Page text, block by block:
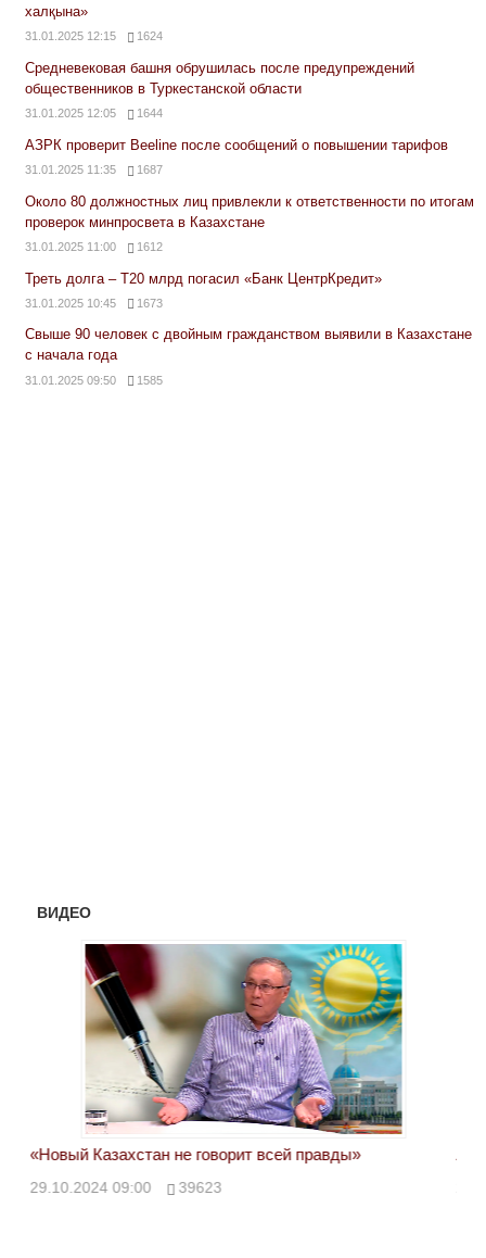
халқына»
31.01.2025 12:15 1624
Средневековая башня обрушилась после предупреждений
общественников в Туркестанской области
31.01.2025 12:05 1644
АЗРК проверит Beeline после сообщений о повышении тарифов
31.01.2025 11:35 1687
Около 80 должностных лиц привлекли к ответственности по итогам
проверок минпросвета в Казахстане
31.01.2025 11:00 1612
Треть долга – Т20 млрд погасил «Банк ЦентрКредит»
31.01.2025 10:45 1673
Свыше 90 человек с двойным гражданством выявили в Казахстане
с начала года
31.01.2025 09:50 1585
ВИДЕО
«Новый Казахстан не говорит всей правды»
29.10.2024 09:00 39623